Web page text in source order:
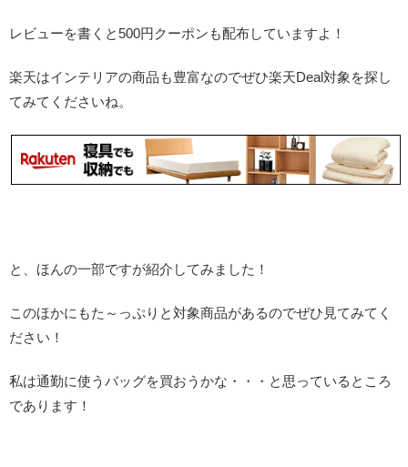
レビューを書くと500円クーポンも配布していますよ！
楽天はインテリアの商品も豊富なのでぜひ楽天Deal対象を探し
てみてくださいね。
と、ほんの一部ですが紹介してみました！
このほかにもた～っぷりと対象商品があるのでぜひ見てみてく
ださい！
私は通勤に使うバッグを買おうかな・・・と思っているところ
であります！